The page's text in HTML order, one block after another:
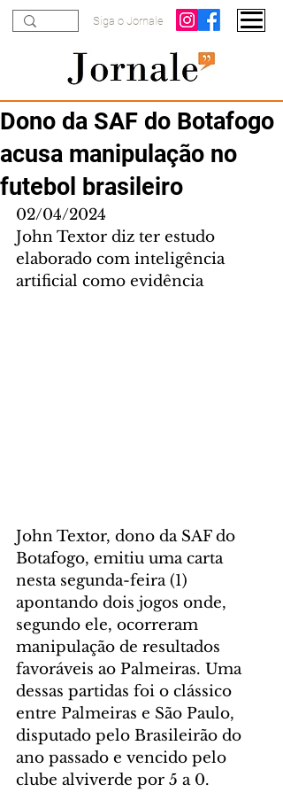
Siga o Jornale
Dono da SAF do Botafogo
acusa manipulação no
futebol brasileiro
02/04/2024
John Textor diz ter estudo
elaborado com inteligência
artificial como evidência
John Textor, dono da SAF do
Botafogo, emitiu uma carta
nesta segunda-feira (1)
apontando dois jogos onde,
segundo ele, ocorreram
manipulação de resultados
favoráveis ao Palmeiras. Uma
dessas partidas foi o clássico
entre Palmeiras e São Paulo,
disputado pelo Brasileirão do
ano passado e vencido pelo
clube alviverde por 5 a 0.